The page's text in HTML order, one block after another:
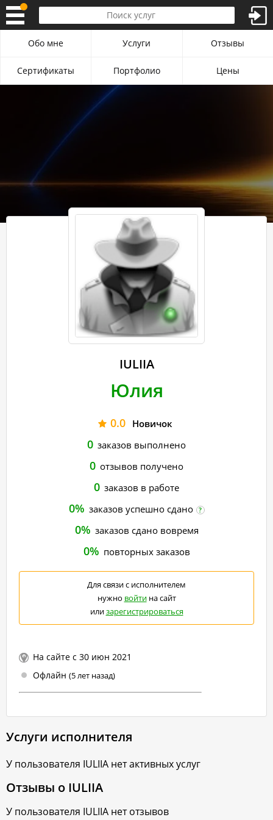
IULIIA
Юлия
0.0 Новичок
0 заказов выполнено
0 отзывов получено
0 заказов в работе
0% заказов успешно сдано ?
0% заказов сдано вовремя
0% повторных заказов
Для связи с исполнителем
нужно войтина сайт
илизарегистрироваться
На сайте с 30 июн 2021
Офлайн (5 лет назад)
Обо мне Услуги Отзывы
Сертификаты Портфолио Цены
Услуги исполнителя
У пользователя IULIIA нет активных услуг
Отзывы о IULIIA
У пользователя IULIIA нет отзывов